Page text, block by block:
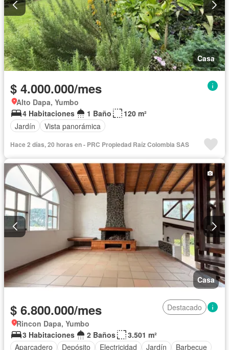
Casa
$ 4.000.000/mes
Alto Dapa, Yumbo
4 Habitaciones
1 Baño
120 m²
Jardín
Vista panorámica
Hace 2 días, 20 horas en - PRC Propiedad Raíz Colombia SAS
Casa
$ 6.800.000/mes
Destacado
Rincon Dapa, Yumbo
3 Habitaciones
2 Baños
3.501 m²
Aparcadero
Depósito Electricidad Jardín
Barbecue